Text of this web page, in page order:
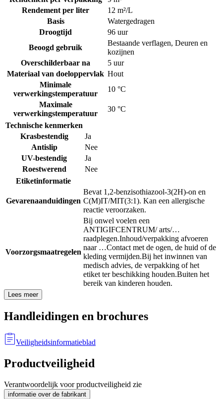
Rendement per liter
12 m²/L
Basis
Watergedragen
Droogtijd
96 uur
Beoogd gebruik
Bestaande verflagen, Deuren en
kozijnen
Overschilderbaar na
5 uur
Materiaal van doeloppervlak Hout
Minimale
verwerkingstemperatuur
10 °C
Maximale
verwerkingstemperatuur
30 °C
Technische kenmerken
Krasbestendig
Ja
Antislip
Nee
UV-bestendig
Ja
Roestwerend
Nee
Etiketinformatie
Gevarenaanduidingen
Bevat 1,2-benzisothiazool-3(2H)-on en
C(M)IT/MIT(3:1). Kan een allergische
reactie veroorzaken.
Voorzorgsmaatregelen
Bij onwel voelen een
ANTIGIFCENTRUM/ arts/…
raadplegen.Inhoud/verpakking afvoeren
naar …Contact met de ogen, de huid of de
kleding vermijden.Bij het inwinnen van
medisch advies, de verpakking of het
etiket ter beschikking houden.Buiten het
bereik van kinderen houden.
Lees meer
Handleidingen en brochures
Veiligheidsinformatieblad
Productveiligheid
Verantwoordelijk voor productveiligheid zie
informatie over de fabrikant